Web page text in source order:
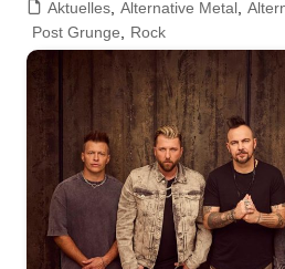
Aktuelles, Alternative Metal,
Post Grunge
Rock